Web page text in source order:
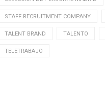
STAFF RECRUITMENT COMPANY
TALENT BRAND TALENTO
TELETRABAJO